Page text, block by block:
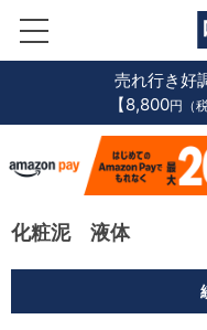
売れ行き好
【8,800円（
化粧泥 液体